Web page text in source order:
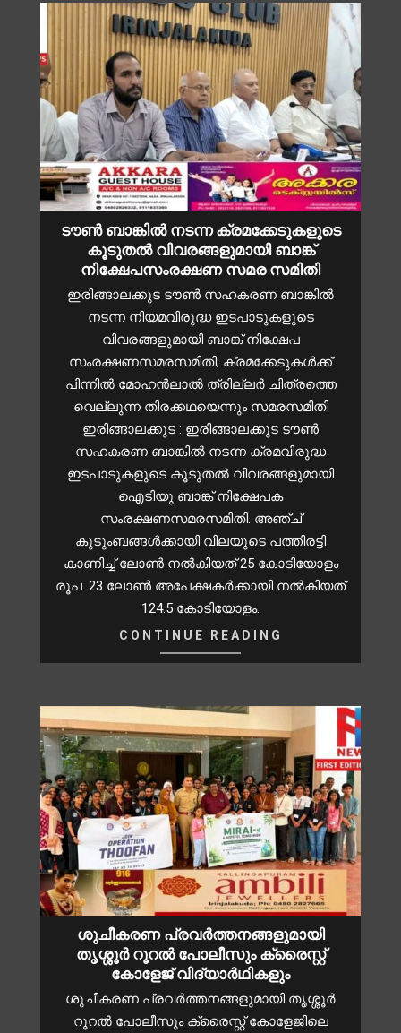
ടൗൺ ബാങ്കിൽ നടന്ന ക്രമക്കേടുകളുടെ
കൂടുതൽ വിവരങ്ങളുമായി ബാങ്ക്
നിക്ഷേപസംരക്ഷണ സമര സമിതി
ഇരിങ്ങാലക്കുട ടൗൺ സഹകരണ ബാങ്കിൽ
നടന്ന നിയമവിരുദ്ധ ഇടപാടുകളുടെ
വിവരങ്ങളുമായി ബാങ്ക് നിക്ഷേപ
സംരക്ഷണസമരസമിതി; ക്രമക്കേടുകൾക്ക്
പിന്നിൽ മോഹൻലാൽ ത്രില്ലർ ചിത്രത്തെ
വെല്ലുന്ന തിരക്കഥയെന്നും സമരസമിതി
ഇരിങ്ങാലക്കുട : ഇരിങ്ങാലക്കുട ടൗൺ
സഹകരണ ബാങ്കിൽ നടന്ന ക്രമവിരുദ്ധ
ഇടപാടുകളുടെ കൂടുതൽ വിവരങ്ങളുമായി
ഐടിയു ബാങ്ക് നിക്ഷേപക
സംരക്ഷണസമരസമിതി. അഞ്ച്
കുടുംബങ്ങൾക്കായി വിലയുടെ പത്തിരട്ടി
കാണിച്ച് ലോൺ നൽകിയത് 25 കോടിയോളം
രൂപ. 23 ലോൺ അപേക്ഷകർക്കായി നൽകിയത്
124.5 കോടിയോളം.
CONTINUE READING
ശുചീകരണ പ്രവർത്തനങ്ങളുമായി
തൃശ്ശൂർ റൂറൽ പോലീസും ക്രൈസ്റ്റ്
കോളേജ് വിദ്യാർഥികളും
ശുചീകരണ പ്രവർത്തനങ്ങളുമായി തൃശ്ശൂർ
റൂറൽ പോലീസും ക്രൈസ്റ്റ് കോളേജിലെ